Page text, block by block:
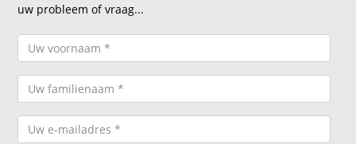
uw probleem of vraag...